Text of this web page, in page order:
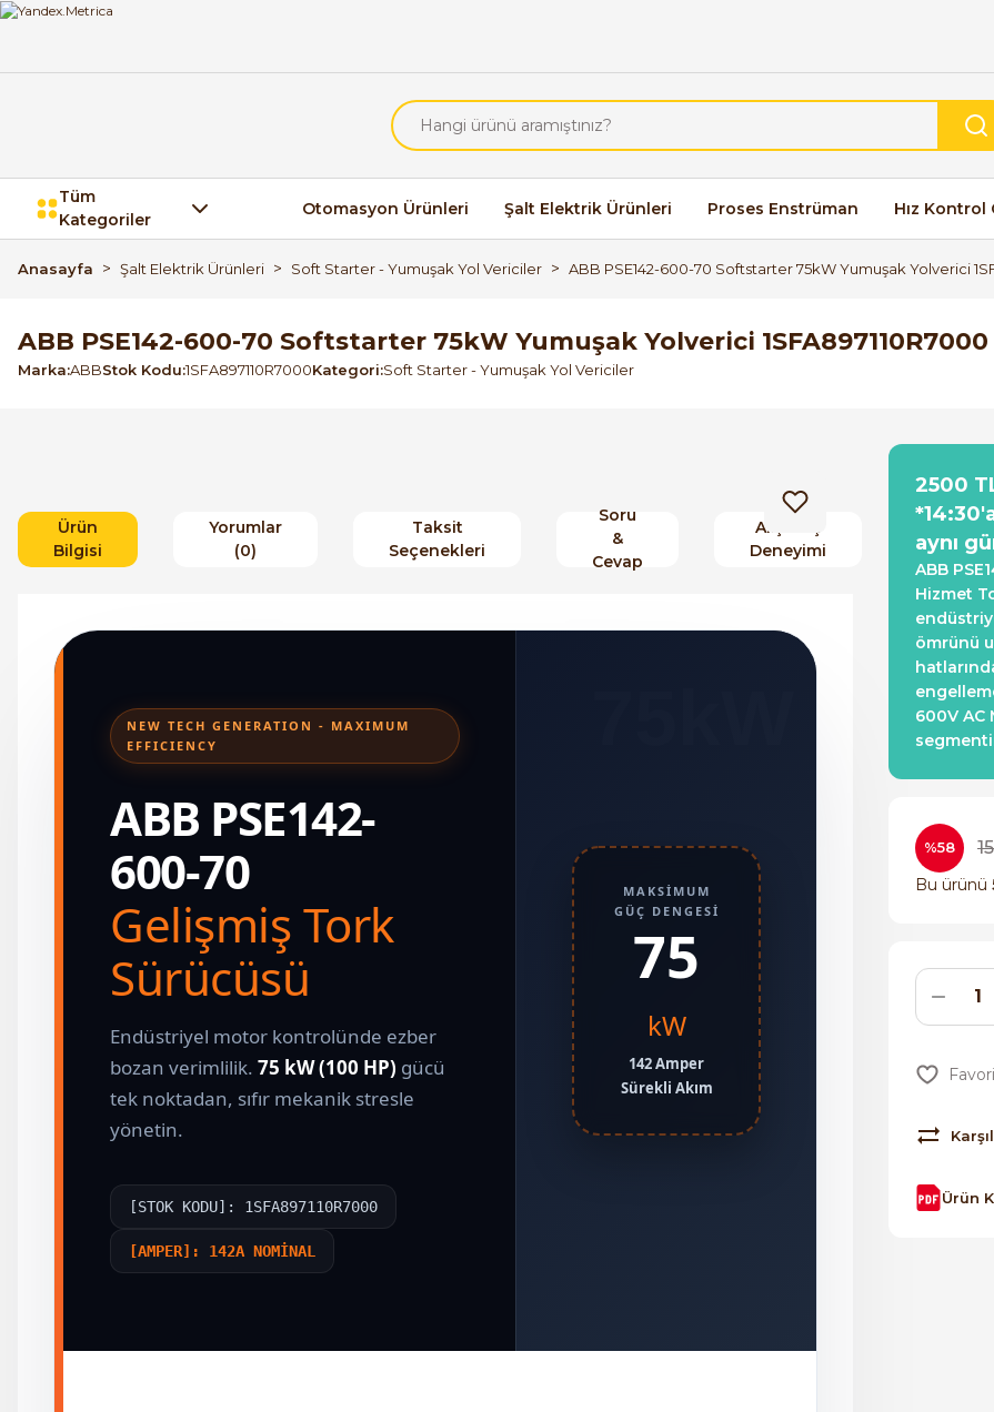
Tüm
Kategoriler
Otomasyon Ürünleri Şalt Elektrik Ürünleri Proses Enstrüman Hız Kontrol
Anasayfa Şalt Elektrik Ürünleri Soft Starter - Yumuşak Yol Vericiler ABB PSE142-600-70 Softstarter 75kW Yumuşak Yolverici
ABB PSE142-600-70 Softstarter 75kW Yumuşak Yolverici 1SFA897110R7000
Marka ABBStok Kodu 1SFA897110R7000Kategori Soft Starter - Yumuşak Yol Vericiler
Ürün
Bilgisi
Yorumlar
(0)
Taksit
Seçenekleri
Soru
&
Cevap
Alışveriş
Deneyimi
NEW TECH GENERATION - MAXIMUM
EFFICIENCY
ABB PSE142-
600-70
Gelişmiş Tork
Sürücüsü
Endüstriyel motor kontrolünde ezber
bozan verimlilik. 75 kW (100 HP) gücü
tek noktadan, sıfır mekanik stresle
yönetin.
[STOK KODU]: 1SFA897110R7000
[AMPER]: 142A NOMİNAL
MAKSIMUM
GÜÇ DENGESI
75
kW
142 Amper
Sürekli Akım
2500
aynı
ABB
Hizmet
ömrünü
600V AC
%58
Bu ürünü
Ürün